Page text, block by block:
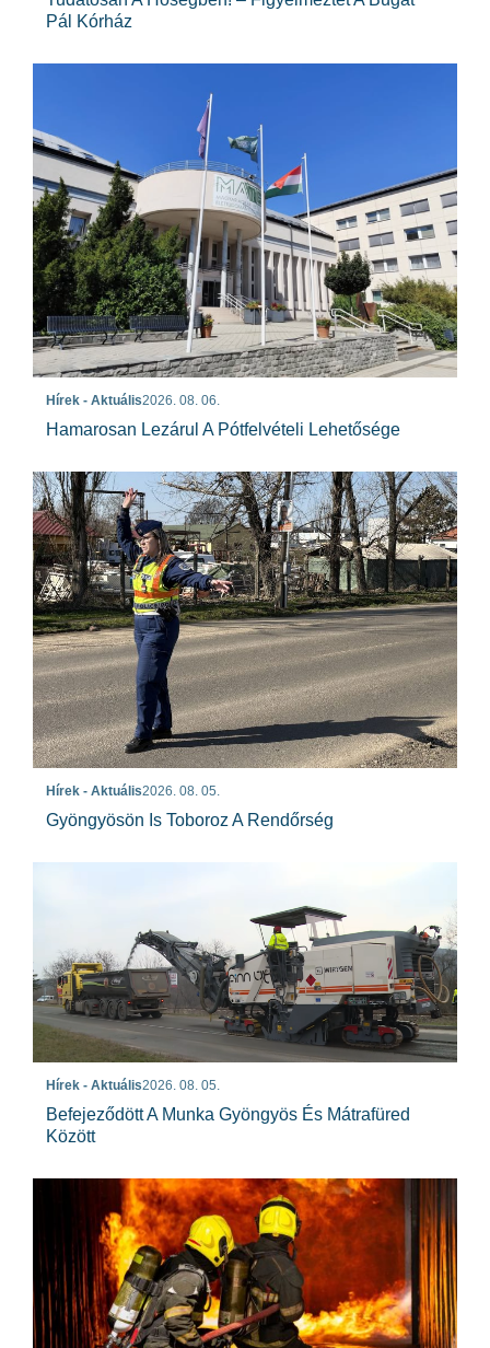
Pál Kórház
Hírek - Aktuális2026. 08. 06.
Hamarosan Lezárul A Pótfelvételi Lehetősége
Hírek - Aktuális2026. 08. 05.
Gyöngyösön Is Toboroz A Rendőrség
Hírek - Aktuális2026. 08. 05.
Befejeződött A Munka Gyöngyös És Mátrafüred
Között